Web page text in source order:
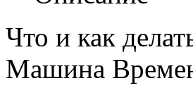
Что и как
Машина